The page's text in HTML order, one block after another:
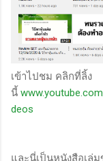
เข้าไปชม คลิกที่ลิ้ง
นี้
deos